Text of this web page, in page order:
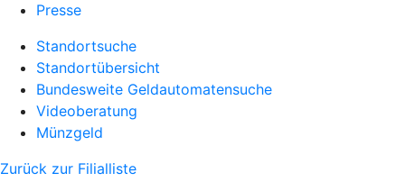
Presse
Standortsuche
Standortübersicht
Bundesweite Geldautomatensuche
Videoberatung
Münzgeld
Zurück zur Filialliste